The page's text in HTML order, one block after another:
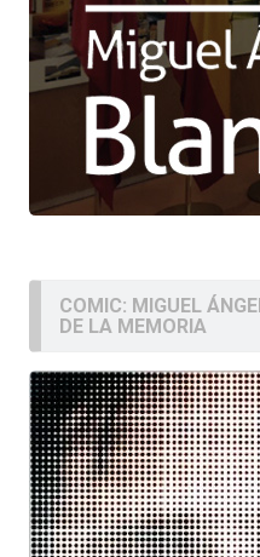
COMIC: MIGUEL
DE LA MEMORIA